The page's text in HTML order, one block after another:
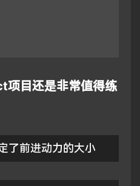
项目还是非常值得练
了前进动力的大小